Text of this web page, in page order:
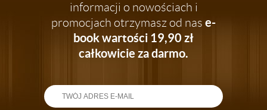
informacji o nowościach i
promocjach otrzymasz od nas e-
book wartości 19,90 zł
całkowicie za darmo.